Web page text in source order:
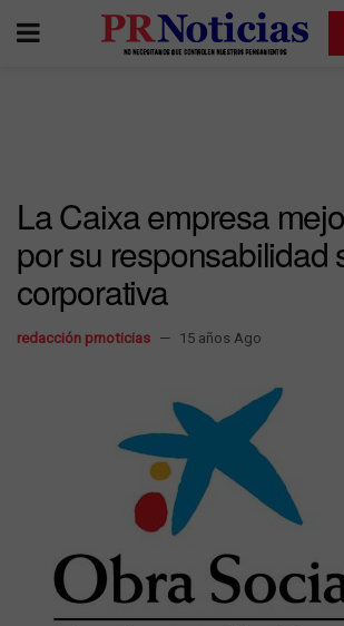
La Caixa empresa
por su responsabilidad
corporativa
redacción prnoticias 15 años Ago